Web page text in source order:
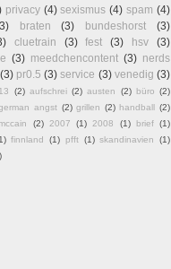
privacy (4) sexismus (4) spam (4)
braten (3) bundeshorst
(3)
cluetrain (3) fest (3) hsv
(3)
(3) meedchencontent (3) nerds
(3) pr0.5 (3) service (3) venedig (3)
(2) aufschrei (2) austen (2) büro (2)
angst (2) grillen (2) handball (2)
mccain (2) 2007 (1) 2008 (1) brief (1)
finnland (1) pfft (1) skandinavien
(1)